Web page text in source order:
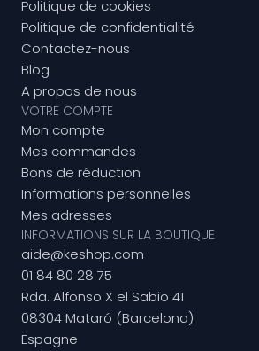
Politique de cookies
Politique de confidentialité
Contactez-nous
Blog
A propos de nous
VOTRE COMPTE
Mon compte
Mes commandes
Bons de réduction
Informations personnelles
Mes adresses
INFORMATIONS SUR LA BOUTIQUE
aide@keshop.com
01 84 80 28 75
Rda. Alfonso X el Sabio 41
08304 Mataró (Barcelona)
Espagne